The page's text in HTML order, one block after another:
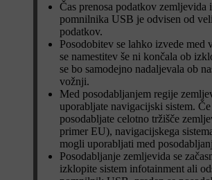
Čas prenosa podatkov zemljevida
pomnilnika USB je odvisen od
podatkov.
Posodobitev se lahko izvede med
se namestitev še ni končala ob
se bo samodejno nadaljevala ob
vožnji.
Med posodabljanjem regije
uporabljate navigacijski sistem. Če
posodabljate celotno tržišče
primer EU), navigacijskega
mogli uporabljati med
Posodabljanje zemljevida se
izklopite sistem infotainment ali